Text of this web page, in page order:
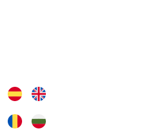
die Punkte zur Montage, dem
lassen sich nicht lösen. Mit Kraft
der Bit vom Schrauber gebrochen.
Hübsch / schöner Blickfang,
hoch, Funktionalität nur teils.